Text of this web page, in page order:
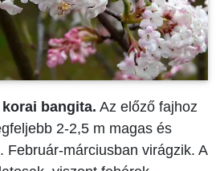
bangita. Az előző fajhoz
2-2,5 m magas és
Február-márciusban virágzik. A